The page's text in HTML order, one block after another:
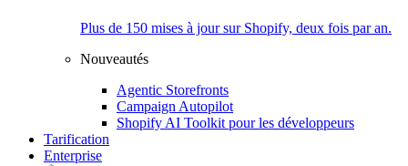
Plus de 150 mises à jour sur Shopify, deux fois par an.
Nouveautés
Agentic Storefronts
Campaign Autopilot
Shopify AI Toolkit pour les développeurs
Tarification
Enterprise